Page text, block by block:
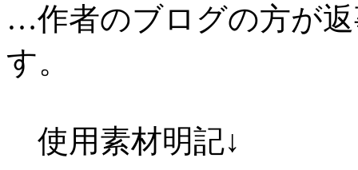
…作者のブログの方が
す。
使用素材明記↓